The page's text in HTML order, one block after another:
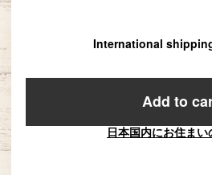
International
Add to
日本国内にお住まい